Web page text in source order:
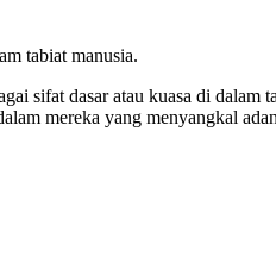
tabiat manusia.
sifat dasar atau kuasa di dalam
mereka yang menyangkal